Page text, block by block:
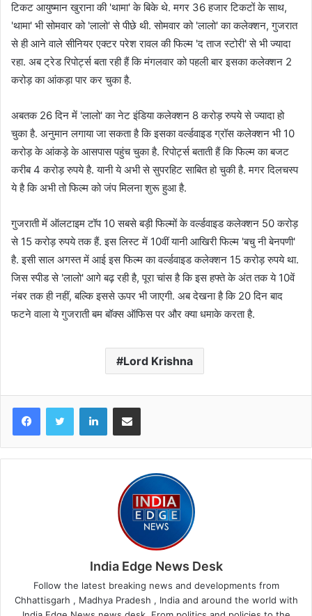
टिकट आयुष्मान खुराना की 'थामा' के बिके थे. मगर 36 हजार टिकटों के साथ,
'थामा' भी सोमवार को 'लालो' से पीछे थी. सोमवार को 'लालो' का कलेक्शन, गुजरात
से ही आने वाले सीनियर एक्टर परेश रावल की फिल्म 'द ताज स्टोरी' से भी ज्यादा
रहा. अब ट्रेड रिपोर्ट्स बता रही हैं कि मंगलवार को पहली बार इसका कलेक्शन 2
करोड़ का आंकड़ा पार कर चुका है.
अबतक 26 दिन में 'लालो' का नेट इंडिया कलेक्शन 8 करोड़ रुपये से ज्यादा हो
चुका है. अनुमान लगाया जा सकता है कि इसका वर्ल्डवाइड ग्रॉस कलेक्शन भी 10
करोड़ के आंकड़े के आसपास पहुंच चुका है. रिपोर्ट्स बताती हैं कि फिल्म का बजट
करीब 4 करोड़ रुपये है. यानी ये अभी से सुपरहिट साबित हो चुकी है. मगर दिलचस्प
ये है कि अभी तो फिल्म को जंप मिलना शुरू हुआ है.
गुजराती में ऑलटाइम टॉप 10 सबसे बड़ी फिल्मों के वर्ल्डवाइड कलेक्शन 50 करोड़
से 15 करोड़ रुपये तक हैं. इस लिस्ट में 10वीं यानी आखिरी फिल्म 'बचु नी बेनपणी'
है. इसी साल अगस्त में आई इस फिल्म का वर्ल्डवाइड कलेक्शन 15 करोड़ रुपये था.
जिस स्पीड से 'लालो' आगे बढ़ रही है, पूरा चांस है कि इस हफ्ते के अंत तक ये 10वें
नंबर तक ही नहीं, बल्कि इससे ऊपर भी जाएगी. अब देखना है कि 20 दिन बाद
फटने वाला ये गुजराती बम बॉक्स ऑफिस पर और क्या धमाके करता है.
Lord Krishna
LinkedInShare via Email
India Edge News Desk
Follow the latest breaking news and developments from
Chhattisgarh , Madhya Pradesh , India and around the world with